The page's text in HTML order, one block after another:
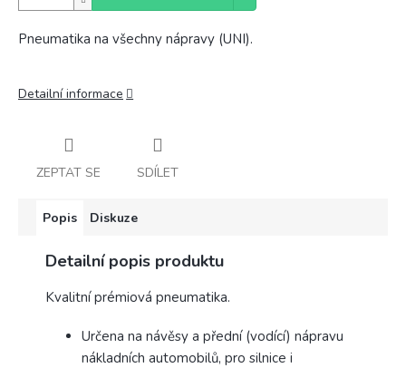
Pneumatika na všechny nápravy (UNI).
Detailní informace
ZEPTAT SE SDÍLET
Popis Diskuze
Detailní popis produktu
Kvalitní prémiová pneumatika.
Určena na návěsy a přední (vodící) nápravu
nákladních automobilů, pro silnice i